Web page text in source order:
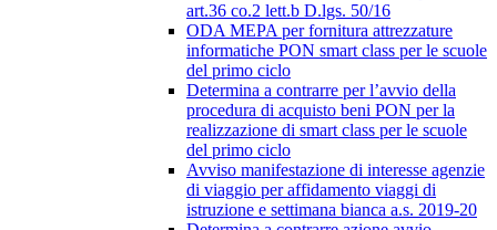
art.36 co.2 lett.b D.lgs. 50/16
ODA MEPA per fornitura attrezzature
informatiche PON smart class per le scuole
del primo ciclo
Determina a contrarre per l’avvio della
procedura di acquisto beni PON per la
realizzazione di smart class per le scuole
del primo ciclo
Avviso manifestazione di interesse agenzie
di viaggio per affidamento viaggi di
istruzione e settimana bianca a.s. 2019-20